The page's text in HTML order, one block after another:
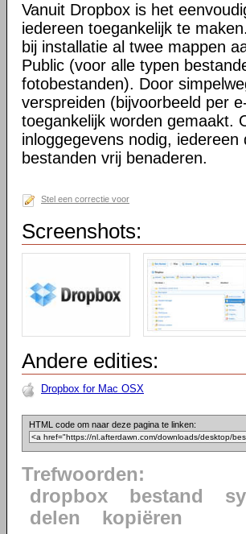
Vanuit Dropbox is het
iedereen toegankelijk te
bij installatie al twee mappen
Public (voor alle typen
fotobestanden). Door
verspreiden (bijvoorbeeld per
toegankelijk worden gemaakt.
inloggegevens nodig,
bestanden vrij benaderen.
Stel een correctie voor
Screenshots:
Andere edities:
Dropbox for Mac OSX
HTML code om naar deze pagina te linken:
Trefwoorden:
dropbox
bestand
delen
kopiëren